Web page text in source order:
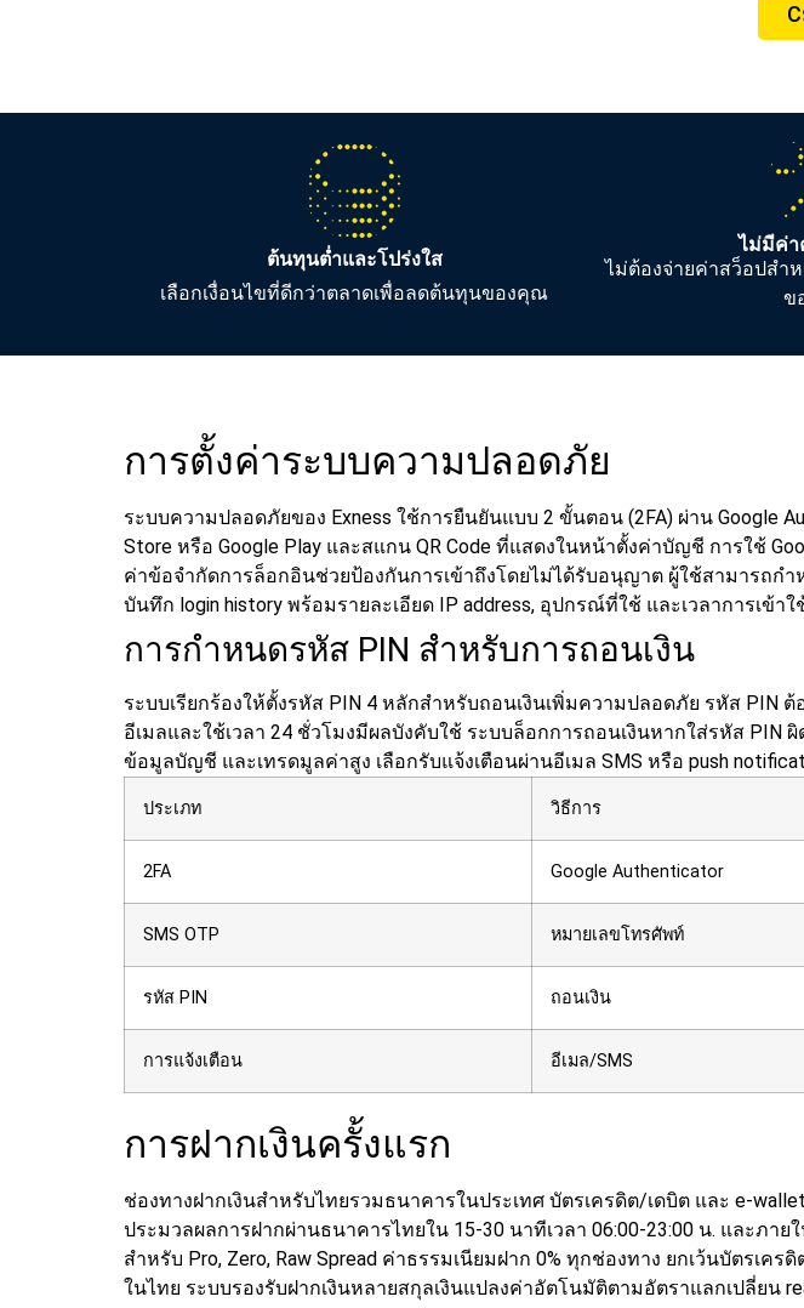
ต้นทุนต่ำและโปร่งใส
เลือกเงื่อนไขที่ดีกว่าตลาดเพื่อลดต้นทุนของคุณ
ไม่มีค่
ไม่ต้องจ่ายค่าสว็อปสำ
ข
การตั้งค่าระบบความปลอดภัย
ระบบความปลอดภัยของ Exness ใช้การยืนยันแบบ 2 ขั้นตอน (2FA) ผ่าน Google
Store หรือ Google Play และสแกน QR Code ที่แสดงในหน้าตั้งค่าบัญชี การใช้
ค่าข้อจำกัดการล็อกอินช่วยป้องกันการเข้าถึงโดยไม่ได้รับอนุญาต ผู้ใช้สามารถก
บันทึก login history พร้อมรายละเอียด IP address, อุปกรณ์ที่ใช้ และเวลาการเข้าใ
การกำหนดรหัส PIN สำหรับการถอนเงิน
ระบบเรียกร้องให้ตั้งรหัส PIN 4 หลักสำหรับถอนเงินเพิ่มความปลอดภัย รหัส PIN
อีเมลและใช้เวลา 24 ชั่วโมงมีผลบังคับใช้ ระบบล็อกการถอนเงินหากใส่รหัส PIN ผิ
ข้อมูลบัญชี และเทรดมูลค่าสูง เลือกรับแจ้งเตือนผ่านอีเมล SMS หรือ push
ประเภท วิธีการ
2FA Google Authenticator
SMS OTP หมายเลขโทรศัพท์
รหัส PIN ถอนเงิน
การแจ้งเตือน อีเมล/SMS
การฝากเงินครั้งแรก
ช่องทางฝากเงินสำหรับไทยรวมธนาคารในประเทศ บัตรเครดิต/เดบิต และ e-
ประมวลผลการฝากผ่านธนาคารไทยใน 15-30 นาทีเวลา 06:00-23:00 น. และภาย
สำหรับ Pro, Zero, Raw Spread ค่าธรรมเนียมฝาก 0% ทุกช่องทาง ยกเว้นบัตรเค
ในไทย ระบบรองรับฝากเงินหลายสกุลเงินแปลงค่าอัตโนมัติตามอัตราแลกเปลี่ยน